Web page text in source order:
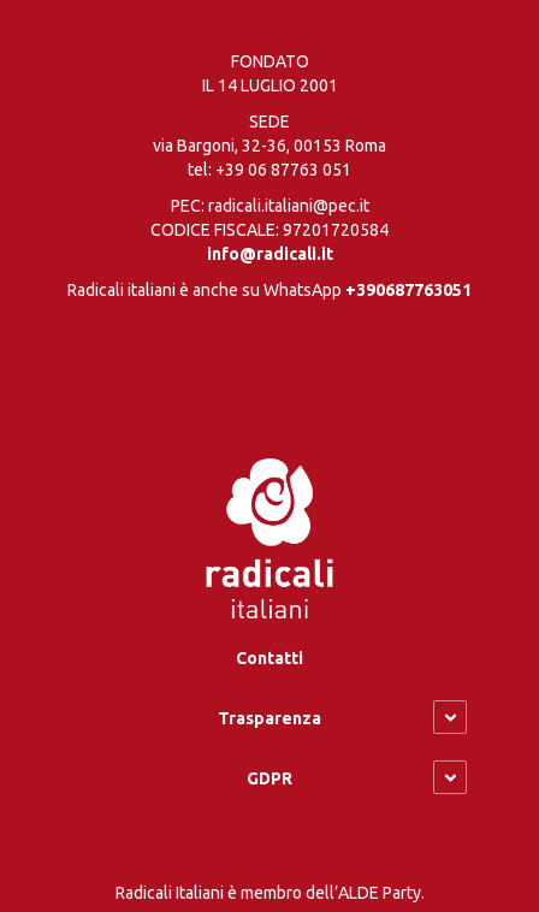
FONDATO
IL 14 LUGLIO 2001
SEDE
via Bargoni, 32-36, 00153 Roma
tel: +39 06 87763 051
PEC: radicali.italiani@pec.it
CODICE FISCALE: 97201720584
info@radicali.it
Radicali italiani è anche su WhatsApp +390687763051
Contatti
Trasparenza
GDPR
Radicali Italiani è membro dell’ALDE Party.